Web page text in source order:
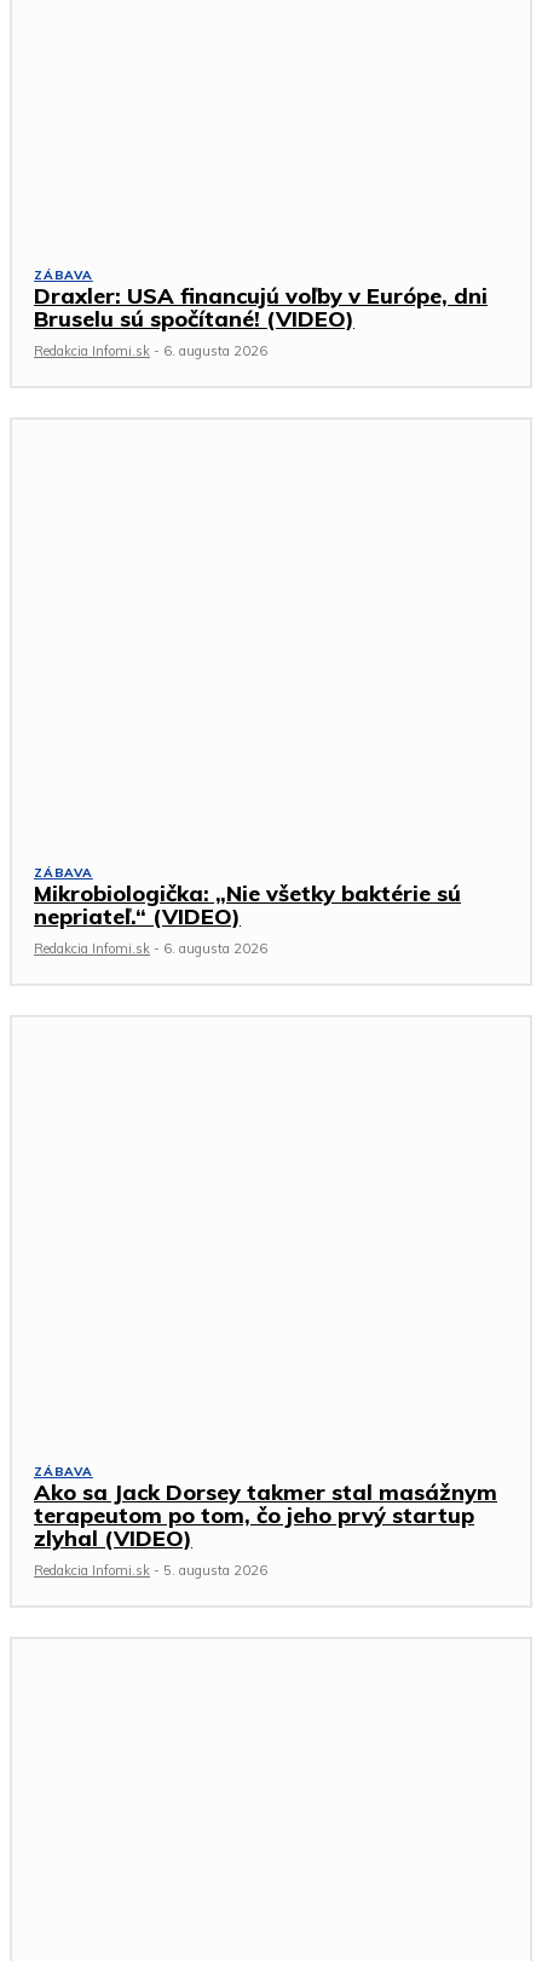
ZÁBAVA
Draxler: USA financujú voľby v Európe, dni
Bruselu sú spočítané! (VIDEO)
Redakcia Infomi.sk - 6. augusta 2026
ZÁBAVA
Mikrobiologička: „Nie všetky baktérie sú
nepriateľ.“ (VIDEO)
Redakcia Infomi.sk - 6. augusta 2026
ZÁBAVA
Ako sa Jack Dorsey takmer stal masážnym
terapeutom po tom, čo jeho prvý startup
zlyhal (VIDEO)
Redakcia Infomi.sk - 5. augusta 2026